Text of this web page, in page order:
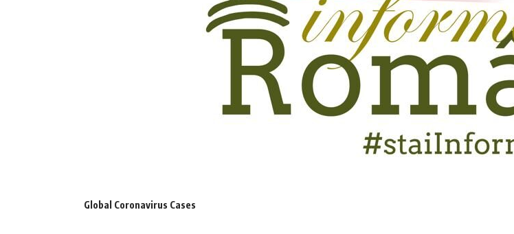
Global Coronavirus Cases